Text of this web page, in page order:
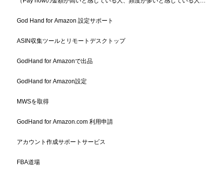
God Hand for Amazon 設定サポート
ASIN収集ツールとリモートデスクトップ
GodHand for Amazonで出品
GodHand for Amazon設定
MWSを取得
GodHand for Amazon.com 利用申請
アカウント作成サポートサービス
FBA道場